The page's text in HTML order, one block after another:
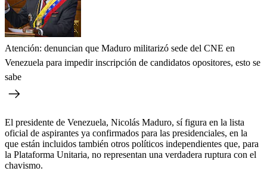
Atención: denuncian que Maduro militarizó sede del CNE en
Venezuela para impedir inscripción de candidatos opositores, esto se
sabe
El presidente de Venezuela, Nicolás Maduro, sí figura en la lista
oficial de aspirantes ya confirmados para las presidenciales, en la
que están incluidos también otros políticos independientes que, para
la Plataforma Unitaria, no representan una verdadera ruptura con el
chavismo.